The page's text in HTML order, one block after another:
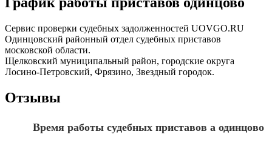
Сервис проверки судебных задолженностей UOVGO.RU
Одинцовский районный отдел судебных приставов
московской области.
Щелковский муниципальный район, городские округа
Лосино-Петровский, Фрязино, Звездный городок.
Отзывы
Время работы судебных приставов а одинцово